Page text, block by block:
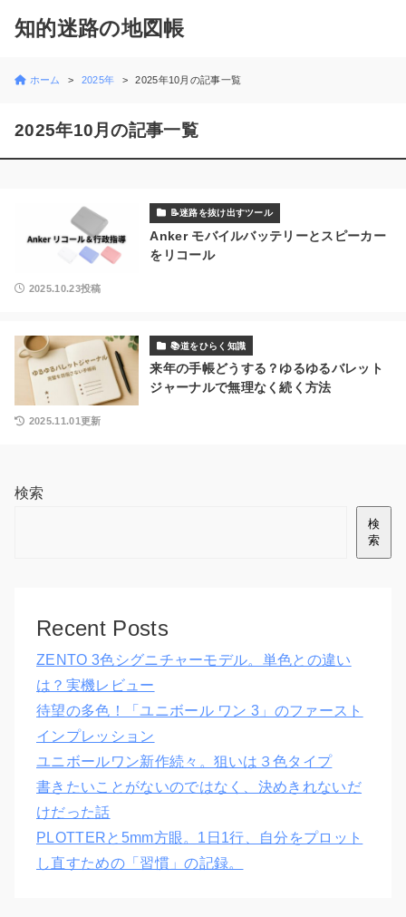
知的迷路の地図帳
ホーム 2025年 2025年10月の記事一覧
2025年10月の記事一覧
📝迷路を抜け出すツール
Anker モバイルバッテリーとスピーカー
をリコール
2025.10.23投稿
📚道をひらく知識
来年の手帳どうする？ゆるゆるバレット
ジャーナルで無理なく続く方法
2025.11.01更新
検索
検
索
Recent Posts
ZENTO 3色シグニチャーモデル。単色との違い
は？実機レビュー
待望の多色！「ユニボール ワン 3」のファースト
インプレッション
ユニボールワン新作続々。狙いは３色タイプ
書きたいことがないのではなく、決めきれないだ
けだった話
PLOTTERと5mm方眼。1日1行、自分をプロット
し直すための「習慣」の記録。